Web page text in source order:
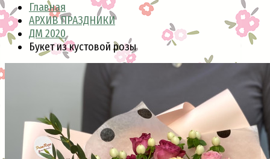
Главная
АРХИВ ПРАЗДНИКИ
ДМ 2020
Букет из кустовой розы